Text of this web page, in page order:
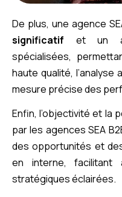
De plus, une agence
significatif et un
spécialisées,
haute qualité,
mesure précise des
Enfin, l’objectivité et la
par les agences SEA
des opportunités et
en interne, facilitant
stratégiques éclairées.